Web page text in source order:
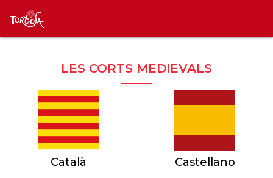
LES CORTS MEDIEVALS
Català Castellano